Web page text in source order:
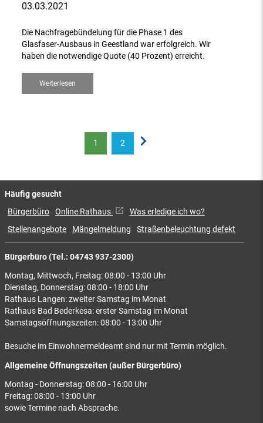
03.03.2021
Die Nachfragebündelung für die Phase 1 des
Glasfaser-Ausbaus in Geestland war erfolgreich. Wir
haben die notwendige Quote (40 Prozent) erreicht.
Weiterlesen
1 2
Bürgerbüro (Tel.: 04743 937-2300)
Montag, Mittwoch, Freitag: 08:00 - 13:00 Uhr
Dienstag, Donnerstag: 08:00 - 18:00 Uhr
Rathaus Langen: zweiter Samstag im Monat
Rathaus Bad Bederkesa: erster Samstag im Monat
Samstagsöffnungszeiten: 08:00 - 13:00 Uhr
Besuche im Einwohnermeldeamt sind nur mit Termin möglich.
Allgemeine Öffnungszeiten (außer Bürgerbüro)
Montag - Donnerstag: 08:00 - 16:00 Uhr
Freitag: 08:00 - 13:00 Uhr
sowie Termine nach Absprache.
Häufig gesucht
Bürgerbüro Online Rathaus
Was erledige ich wo?
Stellenangebote
Mängelmeldung Straßenbeleuchtung defekt